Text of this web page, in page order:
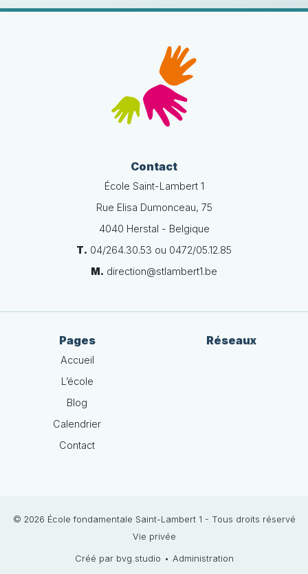
Contact
École Saint-Lambert 1
Rue Elisa Dumonceau, 75
4040 Herstal - Belgique
T. 04/264.30.53 ou 0472/05.12.85
M. direction@stlambert1.be
Pages
Accueil
L’école
Blog
Calendrier
Contact
Réseaux
© 2026 École fondamentale Saint-Lambert 1 - Tous droits réservé
Vie privée
Créé par bvg.studio • Administration